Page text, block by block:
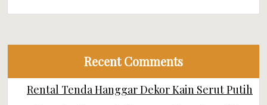
Recent Comments
Rental Tenda Hanggar Dekor Kain Serut Putih